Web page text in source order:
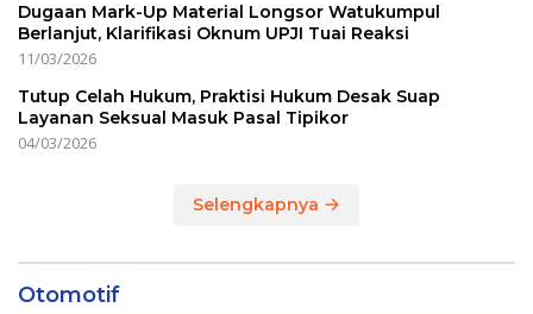
Dugaan Mark-Up Material Longsor Watukumpul
Berlanjut, Klarifikasi Oknum UPJI Tuai Reaksi
11/03/2026
Tutup Celah Hukum, Praktisi Hukum Desak Suap
Layanan Seksual Masuk Pasal Tipikor
04/03/2026
Selengkapnya
Otomotif